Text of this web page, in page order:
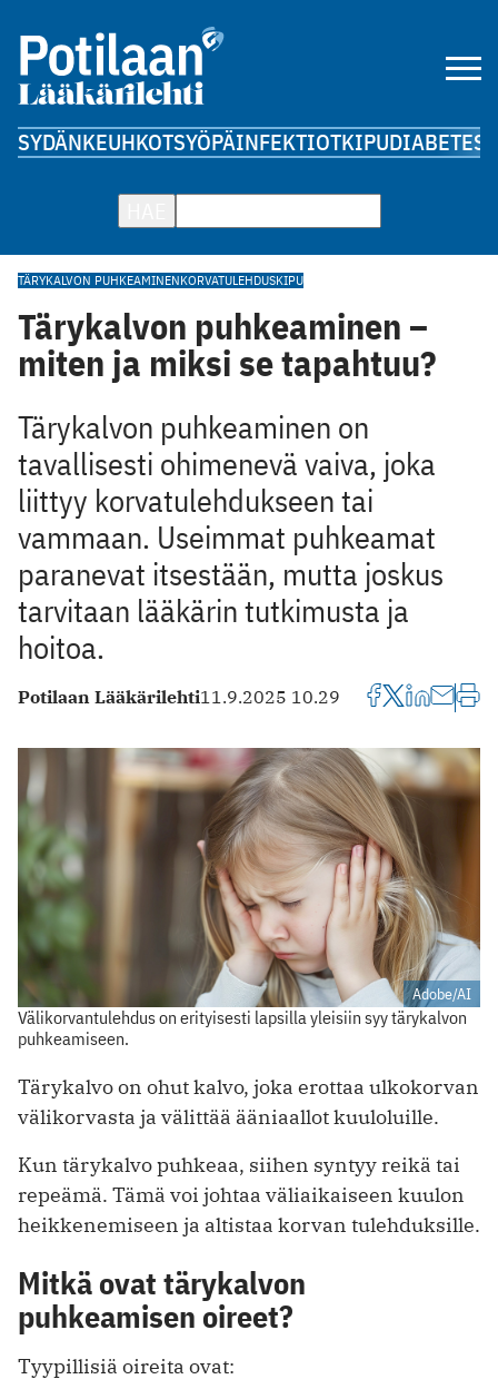
SYDÄNKEUHKOTSYÖPÄINFEKTIOTKIPUDIABETES
TÄRYKALVON PUHKEAMINENKORVATULEHDUSKIPU
Tärykalvon puhkeaminen –
miten ja miksi se tapahtuu?
Tärykalvon puhkeaminen on
tavallisesti ohimenevä vaiva, joka
liittyy korvatulehdukseen tai
vammaan. Useimmat puhkeamat
paranevat itsestään, mutta joskus
tarvitaan lääkärin tutkimusta ja
hoitoa.
Potilaan Lääkärilehti11.9.2025 10.29
Adobe/AI
Välikorvantulehdus on erityisesti lapsilla yleisiin syy tärykalvon
puhkeamiseen.
Tärykalvo on ohut kalvo, joka erottaa ulkokorvan
välikorvasta ja välittää ääniaallot kuuloluille.
Kun tärykalvo puhkeaa, siihen syntyy reikä tai
repeämä. Tämä voi johtaa väliaikaiseen kuulon
heikkenemiseen ja altistaa korvan tulehduksille.
Mitkä ovat tärykalvon
puhkeamisen oireet?
Tyypillisiä oireita ovat: